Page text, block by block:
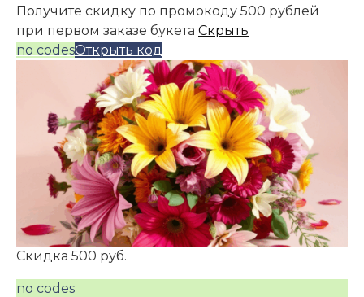
Получите скидку по промокоду 500 рублей
при первом заказе букета Скрыть
no codesОткрыть код
Скидка 500 руб.
no codes